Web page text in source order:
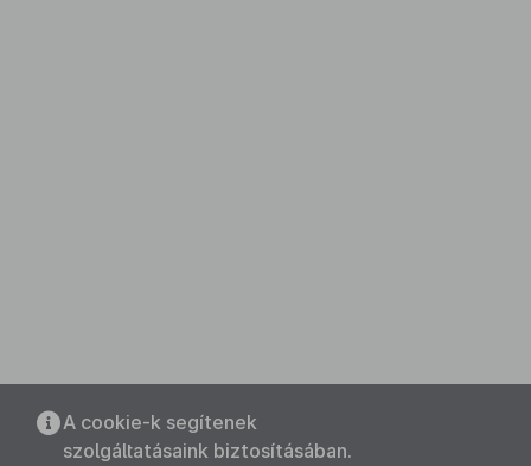
A cookie-k segítenek
szolgáltatásaink biztosításában.